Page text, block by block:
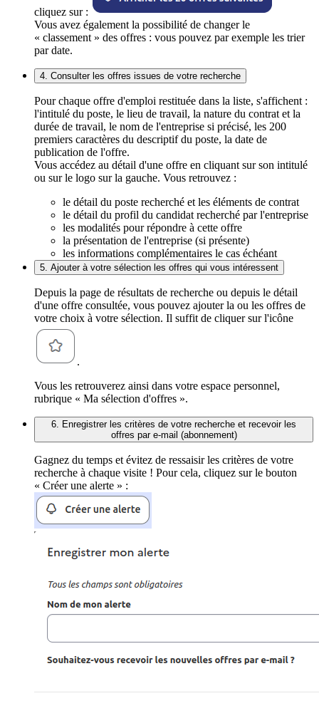
cliquez sur :
Vous avez également la possibilité de changer le
« classement » des offres : vous pouvez par exemple les trier
par date.
4. Consulter les offres issues de votre recherche
Pour chaque offre d'emploi restituée dans la liste, s'affichent :
l'intitulé du poste, le lieu de travail, la nature du contrat et la
durée de travail, le nom de l'entreprise si précisé, les 200
premiers caractères du descriptif du poste, la date de
publication de l'offre.
Vous accédez au détail d'une offre en cliquant sur son intitulé
ou sur le logo sur la gauche. Vous retrouvez :
le détail du poste recherché et les éléments de contrat
le détail du profil du candidat recherché par l'entreprise
les modalités pour répondre à cette offre
la présentation de l'entreprise (si présente)
les informations complémentaires le cas échéant
5. Ajouter à votre sélection les offres qui vous intéressent
Depuis la page de résultats de recherche ou depuis le détail
d'une offre consultée, vous pouvez ajouter la ou les offres de
votre choix à votre sélection. Il suffit de cliquer sur l'icône
.
Vous les retrouverez ainsi dans votre espace personnel,
rubrique « Ma sélection d'offres ».
6. Enregistrer les critères de votre recherche et recevoir les
offres par e-mail (abonnement)
Gagnez du temps et évitez de ressaisir les critères de votre
recherche à chaque visite ! Pour cela, cliquez sur le bouton
« Créer une alerte » :